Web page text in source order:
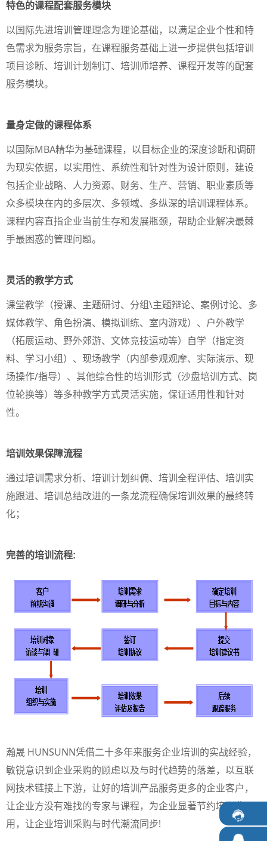
特色的课程配套服务模块
以国际先进培训管理理念为理论基础，以满足企业个性和特
色需求为服务宗旨，在课程服务基础上进一步提供包括培训
项目诊断、培训计划制订、培训师培养、课程开发等的配套
服务模块。
量身定做的课程体系
以国际MBA精华为基础课程，以目标企业的深度诊断和调研
为现实依据，以实用性、系统性和针对性为设计原则，建设
包括企业战略、人力资源、财务、生产、营销、职业素质等
众多模块在内的多层次、多领域、多纵深的培训课程体系。
课程内容直指企业当前生存和发展瓶颈，帮助企业解决最棘
手最困惑的管理问题。
灵活的教学方式
课堂教学（授课、主题研讨、分组\主题辩论、案例讨论、多
媒体教学、角色扮演、模拟训练、室内游戏）、户外教学
（拓展运动、野外郊游、文体竞技运动等）自学（指定资
料、学习小组）、现场教学（内部参观观摩、实际演示、现
场操作/指导）、其他综合性的培训形式（沙盘培训方式、岗
位轮换等）等多种教学方式灵活实施，保证适用性和针对
性。
培训效果保障流程
通过培训需求分析、培训计划纠偏、培训全程评估、培训实
施跟进、培训总结改进的一条龙流程确保培训效果的最终转
化；
完善的培训流程:
瀚晟 HUNSUNN凭借二十多年来服务企业培训的实战经验，
敏锐意识到企业采购的顾虑以及与时代趋势的落差，以互联
网技术链接上下游，让好的培训产品服务更多的企业客户，
让企业方没有难找的专家与课程，为企业显著节约培训费
用，让企业培训采购与时代潮流同步!